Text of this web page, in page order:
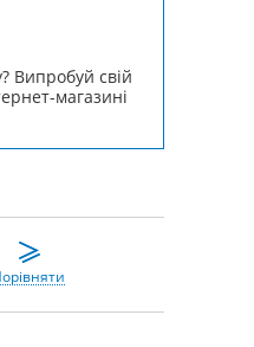
Випробуй свій
магазині